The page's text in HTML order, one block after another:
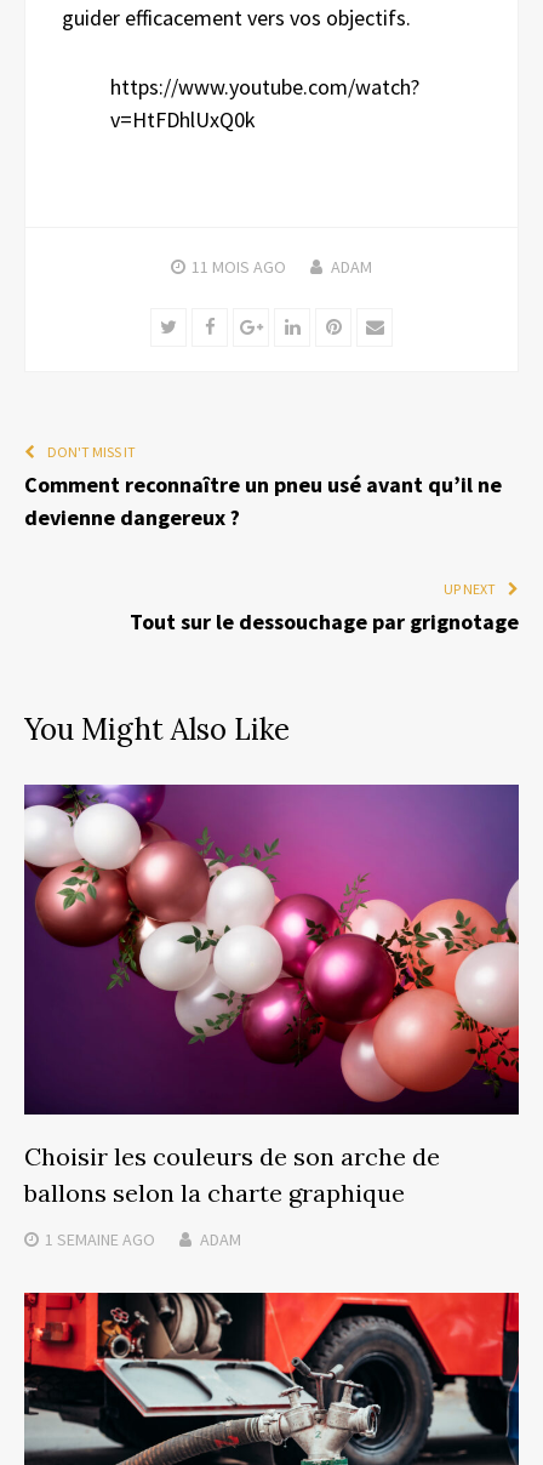
guider efficacement vers vos objectifs.
https://www.youtube.com/watch?
v=HtFDhlUxQ0k
11 MOIS AGO ADAM
TwitterFacebookGoogle+LinkedInPinterest
Email
DON'T MISS IT
Comment reconnaître un pneu usé avant qu’il ne
devienne dangereux ?
UP NEXT
Tout sur le dessouchage par grignotage
You Might Also Like
Choisir les couleurs de son arche de
ballons selon la charte graphique
1 SEMAINE AGO ADAM